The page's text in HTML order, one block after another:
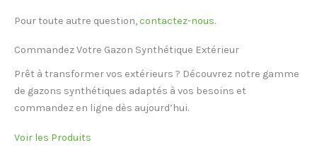
Pour toute autre question,contactez-nous.
Commandez Votre Gazon Synthétique Extérieur
Prêt à transformer vos extérieurs ? Découvrez notre gamme
de gazons synthétiques adaptés à vos besoins et
commandez en ligne dès aujourd’hui.
Voir les Produits